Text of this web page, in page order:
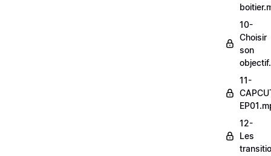
10-
Choisir
son
11-
12-
Les